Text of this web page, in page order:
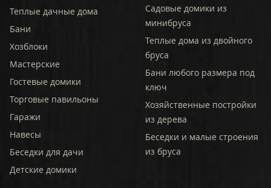
Теплые дачные дома
Бани
Хозблоки
Мастерские
Гостевые домики
Торговые павильоны
Гаражи
Навесы
Беседки для дачи
Детские домики
Садовые домики из
минибруса
Теплые дома из двойного
бруса
Бани любого размера под
ключ
Хозяйственные постройки
из дерева
Беседки и малые строения
из бруса